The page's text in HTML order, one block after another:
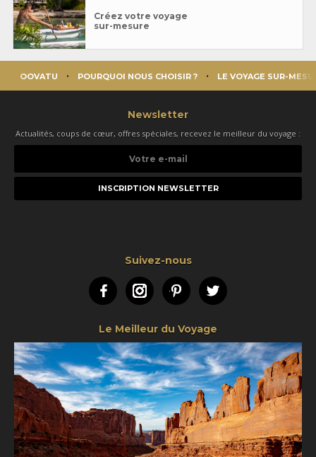
Créez votre voyage
sur-mesure
OOVATU POURQUOI NOUS CHOISIR ? LE VOYAGE SUR-
Newsletter
Actualités, coups de cœur, offres spéciales, recevez le meilleur du voyage :
e-
Suivez-nous
FacebookInstagramPinterestTwitter
Le Meilleur du Voyage